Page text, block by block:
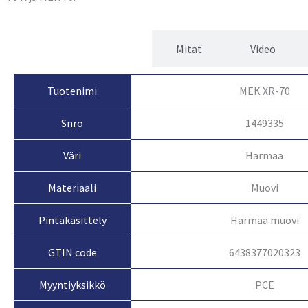
Mitat Video
Tuotenimi MEK XR-70
Snro 1449335
Väri Harmaa
Materiaali Muovi
Pintakäsittely Harmaa muovi
GTIN code 6438377020323
Myyntiyksikkö PCE